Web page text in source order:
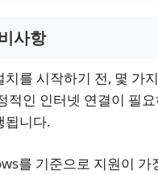
사항
를 시작하기 전, 몇 가
적인 인터넷 연결이 필
됩니다.
를 기준으로 지원이